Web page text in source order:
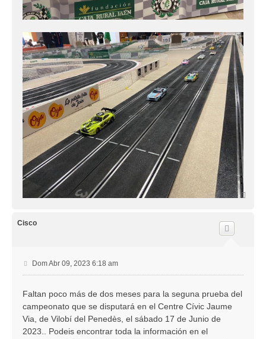
Cisco
M
e
s
a
j
e
Dom Abr 09, 2023 6:18 am
Faltan poco más de dos meses para la seguna prueba del
campeonato que se disputará en el Centre Cívic Jaume
Via, de Vilobí del Penedès, el sábado 17 de Junio de
2023.. Podeis encontrar toda la información en el